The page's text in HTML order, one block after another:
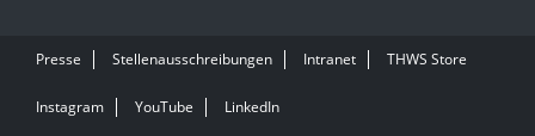
Presse Stellenausschreibungen Intranet THWS Store
Instagram YouTube LinkedIn